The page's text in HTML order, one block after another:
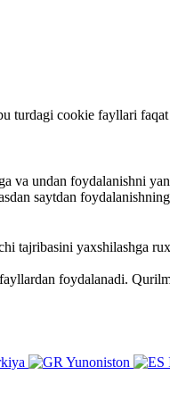
cookie fayllari
va undan foydalanishni
saytdan
tajribasini yaxshilashga
foydalanadi.
Yunoniston